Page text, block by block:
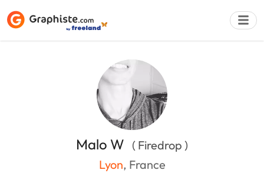
Malo W ( Firedrop )
Lyon, France